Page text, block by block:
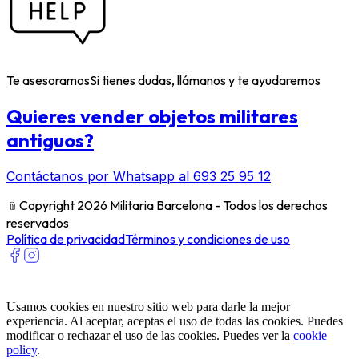
Te asesoramosSi tienes dudas, llámanos y te ayudaremos
Quieres vender objetos militares
antiguos?
Contáctanos por Whatsapp al 693 25 95 12
﹫ Copyright 2026 Militaria Barcelona - Todos los derechos
reservados
Política de privacidadTérminos y condiciones de uso
Usamos cookies en nuestro sitio web para darle la mejor
experiencia. Al aceptar, aceptas el uso de todas las cookies. Puedes
modificar o rechazar el uso de las cookies. Puedes ver la cookie
policy.